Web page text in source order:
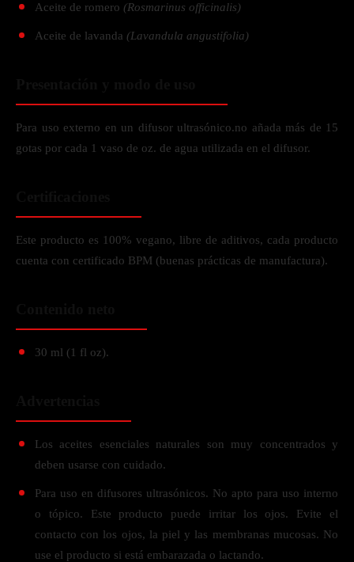
Aceite de romero (Rosmarinus officinalis)
Aceite de lavanda (Lavandula angustifolia)
Para uso externo en un difusor ultrasónico.no añada más de 15
gotas por cada 1 vaso de oz. de agua utilizada en el difusor.
Este producto es 100% vegano, libre de aditivos, cada producto
cuenta con certificado BPM (buenas prácticas de manufactura).
30 ml (1 fl oz).
Los aceites esenciales naturales son muy concentrados y
deben usarse con cuidado.
Para uso en difusores ultrasónicos. No apto para uso interno
o tópico. Este producto puede irritar los ojos. Evite el
contacto con los ojos, la piel y las membranas mucosas. No
use el producto si está embarazada o lactando.